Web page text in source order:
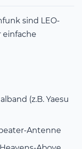
sind LEO-
einfache
(z.B. Yaesu
Antenne